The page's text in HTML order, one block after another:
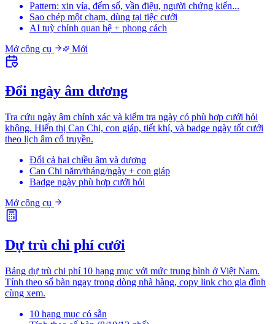
Pattern: xin vía, đếm số, vần điệu, người chứng kiến...
Sao chép một chạm, dùng tại tiệc cưới
AI tuỳ chỉnh quan hệ + phong cách
Mở công cụ
Mới
Đổi ngày âm dương
Tra cứu ngày âm chính xác và kiểm tra ngày có phù hợp cưới hỏi
không. Hiển thị Can Chi, con giáp, tiết khí, và badge ngày tốt cưới
theo lịch âm cổ truyền.
Đổi cả hai chiều âm và dương
Can Chi năm/tháng/ngày + con giáp
Badge ngày phù hợp cưới hỏi
Mở công cụ
Dự trù chi phí cưới
Bảng dự trù chi phí 10 hạng mục với mức trung bình ở Việt Nam.
Tính theo số bàn ngay trong dòng nhà hàng, copy link cho gia đình
cùng xem.
10 hạng mục có sẵn